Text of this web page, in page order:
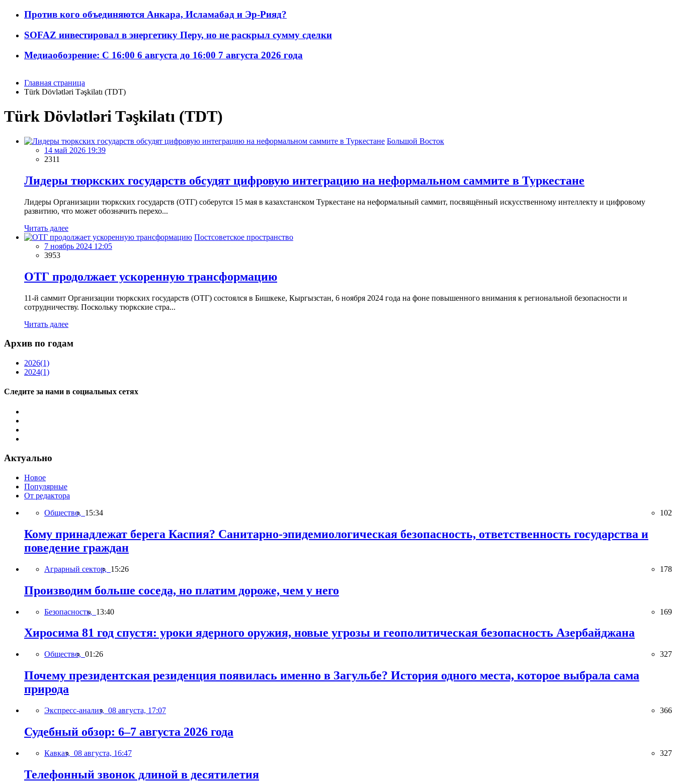
Против кого объединяются Анкара, Исламабад и Эр-Рияд?
SOFAZ инвестировал в энергетику Перу, но не раскрыл сумму сделки
Медиаобозрение: С 16:00 6 августа до 16:00 7 августа 2026 года
Главная страница
Türk Dövlətləri Təşkilatı (TDT)
Türk Dövlətləri Təşkilatı (TDT)
Большой Восток
14 май 2026 19:39
2311
Лидеры тюркских государств обсудят цифровую интеграцию на неформальном саммите в Туркестане
Лидеры Организации тюркских государств (ОТГ) соберутся 15 мая в казахстанском Туркестане на неформальный саммит, посвящённый искусственному интеллекту и цифровому
развитию, что может обозначить перехо...
Читать далее
Постсоветское пространство
7 ноябрь 2024 12:05
3953
ОТГ продолжает ускоренную трансформацию
11-й саммит Организации тюркских государств (ОТГ) состоялся в Бишкеке, Кыргызстан, 6 ноября 2024 года на фоне повышенного внимания к региональной безопасности и
сотрудничеству. Поскольку тюркские стра...
Читать далее
Архив по годам
2026(1)
2024(1)
Следите за нами в социальных сетях
Актуально
Новое
Популярные
От редактора
Общество, 15:34 102
Кому принадлежат берега Каспия? Санитарно-эпидемиологическая безопасность, ответственность государства и
поведение граждан
Аграрный сектор, 15:26 178
Производим больше соседа, но платим дороже, чем у него
Безопасность, 13:40 169
Хиросима 81 год спустя: уроки ядерного оружия, новые угрозы и геополитическая безопасность Азербайджана
Общество, 01:26 327
Почему президентская резиденция появилась именно в Загульбе? История одного места, которое выбрала сама
природа
Экспресс-анализ, 08 августа, 17:07 366
Судебный обзор: 6–7 августа 2026 года
Кавказ, 08 августа, 16:47 327
Телефонный звонок длиной в десятилетия